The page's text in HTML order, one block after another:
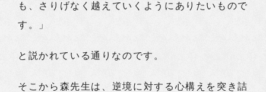
も、さりげなく越えていくようにありたいもので
す。」
と説かれている通りなのです。
そこから森先生は、逆境に対する心構えを突き詰